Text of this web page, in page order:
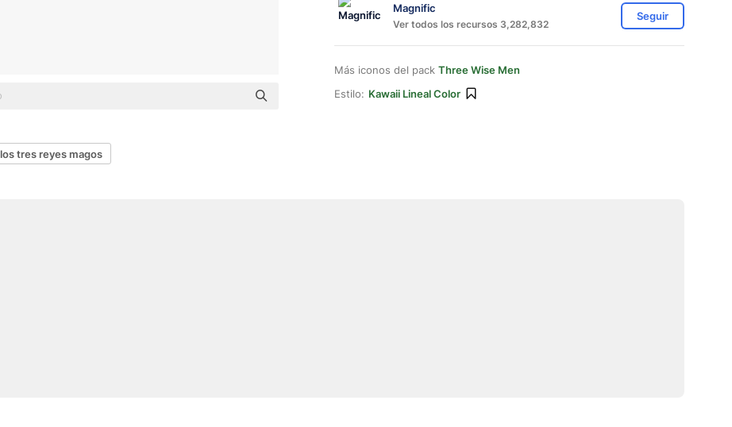
Magnific
Ver todos los recursos 3,282,832
Seguir
Más iconos del pack Three Wise Men
Estilo: Kawaii Lineal Color
los tres reyes magos